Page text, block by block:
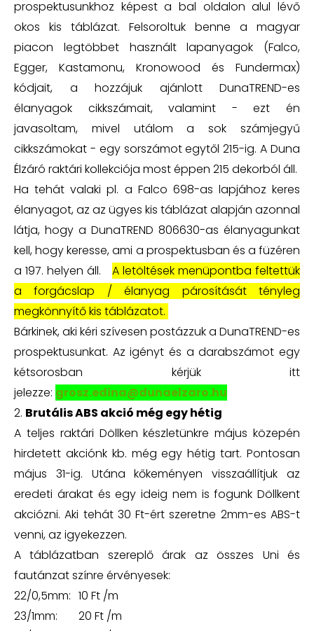
prospektusunkhoz képest a bal oldalon alul lévő
okos kis táblázat. Felsoroltuk benne a magyar
piacon legtöbbet használt lapanyagok (Falco,
Egger, Kastamonu, Kronowood és Fundermax)
kódjait, a hozzájuk ajánlott DunaTREND-es
élanyagok cikkszámait, valamint - ezt én
javasoltam, mivel utálom a sok számjegyű
cikkszámokat - egy sorszámot egytől 215-ig. A Duna
Élzáró raktári kollekciója most éppen 215 dekorból áll.
Ha tehát valaki pl. a Falco 698-as lapjához keres
élanyagot, az az ügyes kis táblázat alapján azonnal
látja, hogy a DunaTREND 806630-as élanyagunkat
kell, hogy keresse, ami a prospektusban és a füzéren
a 197. helyen áll. A letöltések menüpontba feltettük
a forgácslap / élanyag párosítását tényleg
megkönnyítő kis táblázatot.
Bárkinek, aki kéri szívesen postázzuk a DunaTREND-es
prospektusunkat. Az igényt és a darabszámot egy
kétsorosban kérjük itt
jelezze: grosz.edina@dunaelzaro.hu
2. Brutális ABS akció még egy hétig
A teljes raktári Döllken készletünkre május közepén
hirdetett akciónk kb. még egy hétig tart. Pontosan
május 31-ig. Utána kőkeményen visszaállítjuk az
eredeti árakat és egy ideig nem is fogunk Döllkent
akciózni. Aki tehát 30 Ft-ért szeretne 2mm-es ABS-t
venni, az igyekezzen.
A táblázatban szereplő árak az összes Uni és
fautánzat színre érvényesek:
22/0,5mm: 10 Ft /m
23/1mm:
20 Ft /m